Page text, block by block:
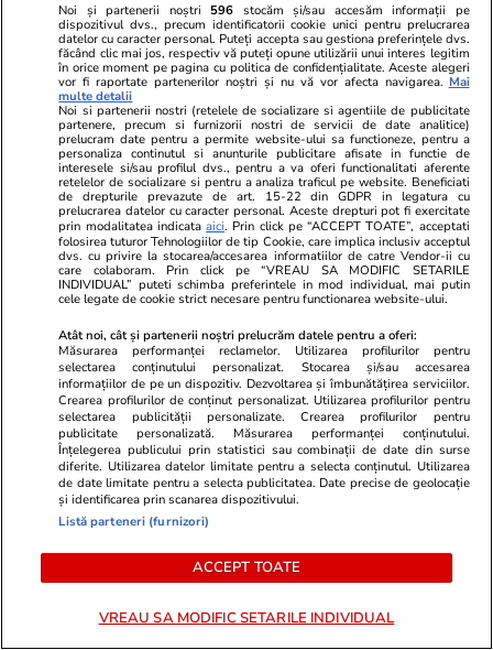
Wowbiz.ro
Andreea Ibacka a izbucnit în
plâns! Ce a emoționat-o până la
lacrimi pe vedetă: „Nu-mi mai e
rușine să fiu vulnerabilă”
Redactia.ro
Două
România la
ore. Unde
POLITIC
Politică
POT au făcut front comun în
opoziție împotriva legii care
permite Armatei să doboare
Noi și partenerii noștri 596 stocăm și/sau accesăm informații pe
dispozitivul dvs., precum identificatorii cookie unici pentru prelucrarea
datelor cu caracter personal. Puteți accepta sau gestiona preferințele dvs.
făcând clic mai jos, respectiv vă puteți opune utilizării unui interes legitim
în orice moment pe pagina cu politica de confidențialitate. Aceste alegeri
vor fi raportate partenerilor noștri și nu vă vor afecta navigarea. Mai
multe detalii
Noi si partenerii nostri (retelele de socializare si agentiile de publicitate
partenere, precum si furnizorii nostri de servicii de date analitice)
prelucram date pentru a permite website-ului sa functioneze, pentru a
personaliza continutul si anunturile publicitare afisate in functie de
interesele si/sau profilul dvs., pentru a va oferi functionalitati aferente
retelelor de socializare si pentru a analiza traficul pe website. Beneficiati
de drepturile prevazute de art. 15-22 din GDPR in legatura cu
prelucrarea datelor cu caracter personal. Aceste drepturi pot fi exercitate
prin modalitatea indicataaici. Prin click pe “ACCEPT TOATE”, acceptati
folosirea tuturor Tehnologiilor de tip Cookie, care implica inclusiv acceptul
dvs. cu privire la stocarea/accesarea informatiilor de catre Vendor-ii cu
care colaboram. Prin click pe “VREAU SA MODIFIC SETARILE
INDIVIDUAL” puteti schimba preferintele in mod individual, mai putin
cele legate de cookie strict necesare pentru functionarea website-ului.
Atât noi, cât și partenerii noștri prelucrăm datele pentru a oferi:
Măsurarea performanței reclamelor. Utilizarea profilurilor pentru
selectarea conținutului personalizat. Stocarea și/sau accesarea
informațiilor de pe un dispozitiv. Dezvoltarea și îmbunătățirea serviciilor.
Crearea profilurilor de conținut personalizat. Utilizarea profilurilor pentru
selectarea publicității personalizate. Crearea profilurilor pentru
publicitate personalizată. Măsurarea performanței conținutului.
Înțelegerea publicului prin statistici sau combinații de date din surse
diferite. Utilizarea datelor limitate pentru a selecta conținutul. Utilizarea
de date limitate pentru a selecta publicitatea. Date precise de geolocație
și identificarea prin scanarea dispozitivului.
Listă parteneri (furnizori)
ACCEPT TOATE
VREAU SA MODIFIC SETARILE INDIVIDUAL